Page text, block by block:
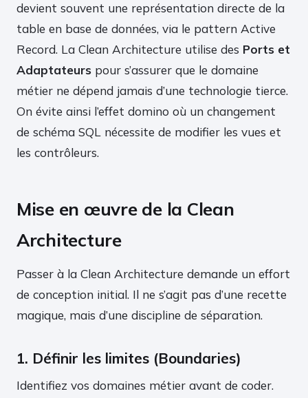
devient souvent une représentation directe de la
table en base de données, via le pattern Active
Record. La Clean Architecture utilise des Ports et
Adaptateurs pour s’assurer que le domaine
métier ne dépend jamais d’une technologie tierce.
On évite ainsi l’effet domino où un changement
de schéma SQL nécessite de modifier les vues et
les contrôleurs.
Mise en œuvre de la Clean
Architecture
Passer à la Clean Architecture demande un effort
de conception initial. Il ne s’agit pas d’une recette
magique, mais d’une discipline de séparation.
1. Définir les limites (Boundaries)
Identifiez vos domaines métier avant de coder.